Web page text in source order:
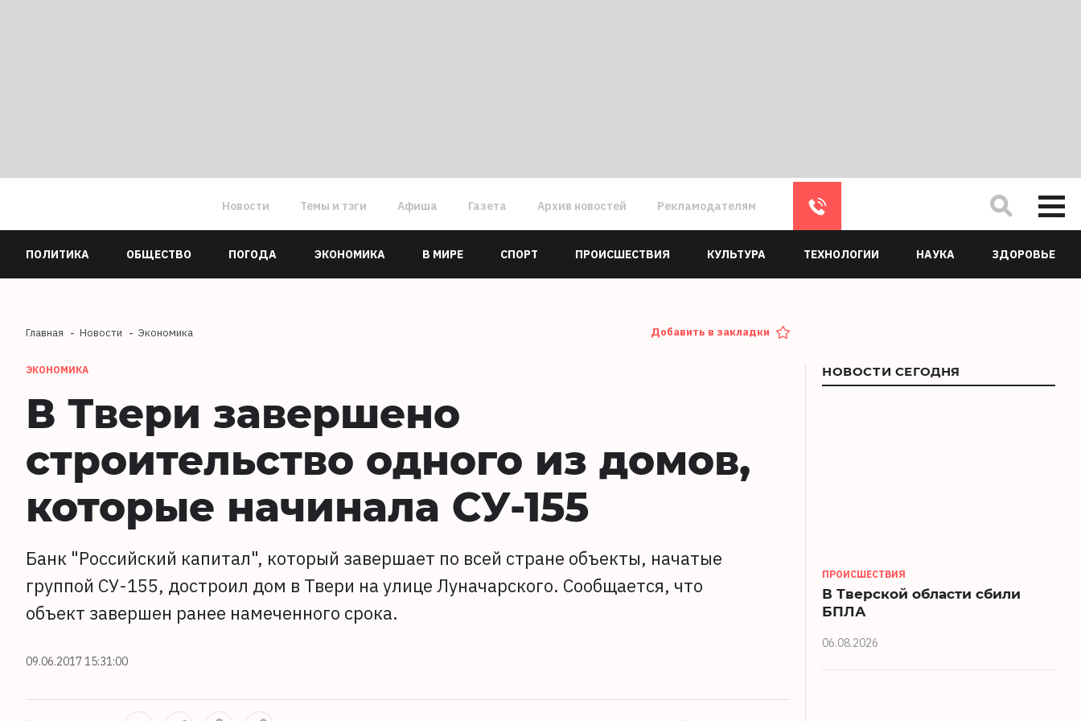
Новости Темы и тэги Афиша Газета Архив новостей Рекламодателям
ПОЛИТИКА ОБЩЕСТВО ПОГОДА ЭКОНОМИКА В МИРЕ СПОРТ ПРОИСШЕСТВИЯ КУЛЬТУРА ТЕХНОЛОГИИ НАУКА ЗДОРОВЬЕ
Главная Новости Экономика Добавить в закладки
ЭКОНОМИКА
В Твери завершено
строительство одного из домов,
которые начинала СУ-155
Банк "Российский капитал", который завершает по всей стране объекты, начатые
группой СУ-155, достроил дом в Твери на улице Луначарского. Сообщается, что
объект завершен ранее намеченного срока.
09.06.2017 15:31:00
НОВОСТИ СЕГОДНЯ
ПРОИСШЕСТВИЯ
В Тверской области сбили
БПЛА
06.08.2026